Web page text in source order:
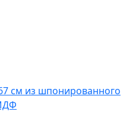
см из шпонированного